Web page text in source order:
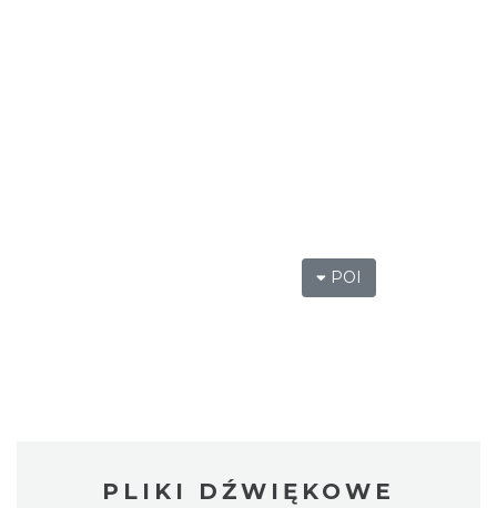
POI
PLIKI DŹWIĘKOWE